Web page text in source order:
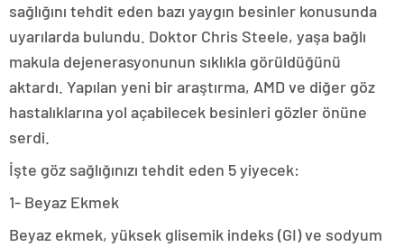
sağlığını tehdit eden bazı yaygın besinler konusunda
uyarılarda bulundu. Doktor Chris Steele, yaşa bağlı
makula dejenerasyonunun sıklıkla görüldüğünü
aktardı. Yapılan yeni bir araştırma, AMD ve diğer göz
hastalıklarına yol açabilecek besinleri gözler önüne
serdi.
İşte göz sağlığınızı tehdit eden 5 yiyecek:
1- Beyaz Ekmek
Beyaz ekmek, yüksek glisemik indeks (GI) ve sodyum